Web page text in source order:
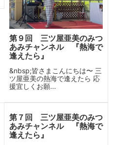
第９回 三ツ屋亜美のみつ
あみチャンネル 『熱海で
逢えたら』
&nbsp;皆さまこんにちは〜 三
ツ屋亜美の熱海で逢えたら 応
援宜しくお願...
第７回 三ツ屋亜美のみつ
あみチャンネル 『熱海で
逢えたら』